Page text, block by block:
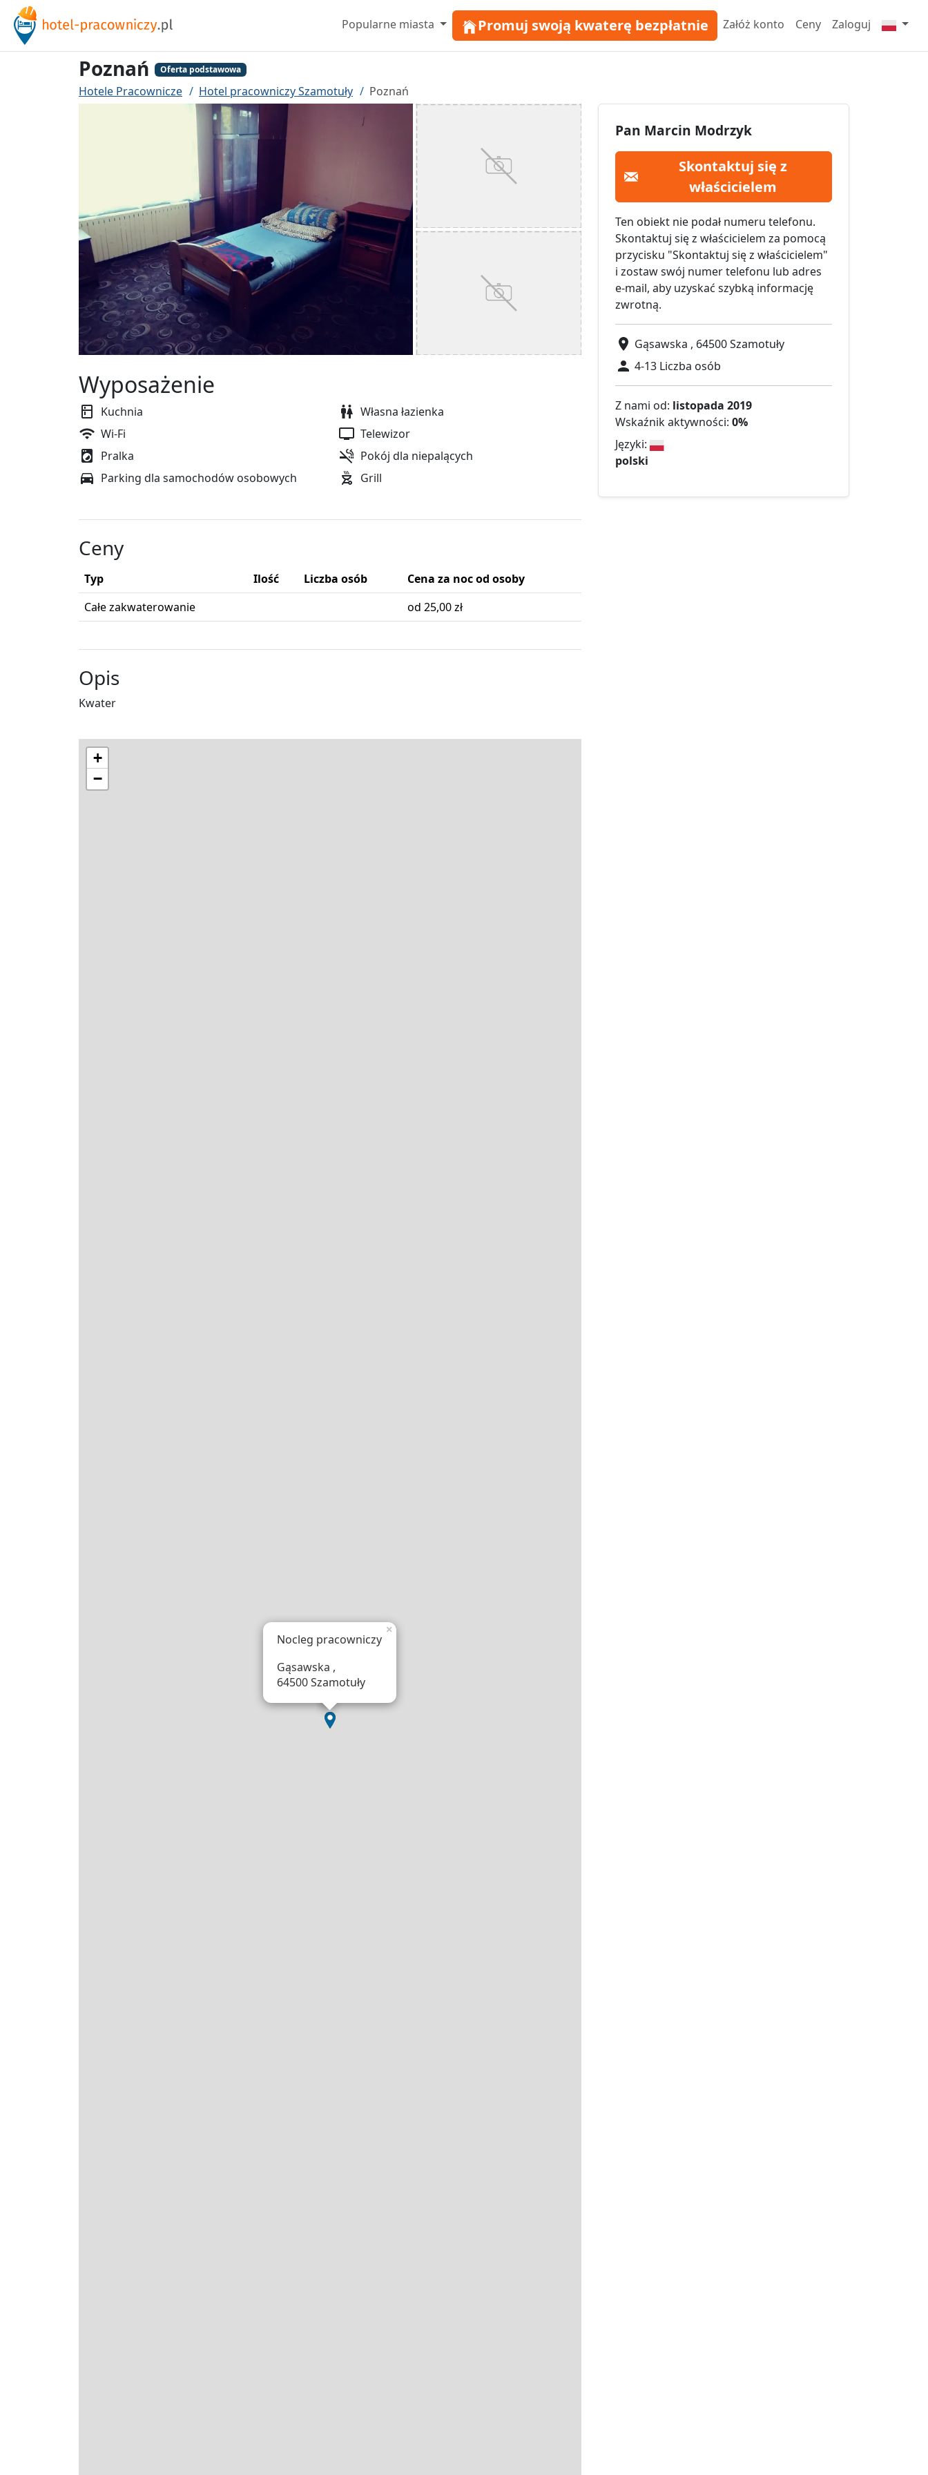
Popularne miasta Promuj swoją kwaterę bezpłatnie Załóż konto Ceny Zaloguj
Poznań Oferta podstawowa
Hotele Pracownicze Hotel pracowniczy Szamotuły Poznań
Pan Marcin Modrzyk
Skontaktuj się z
właścicielem
Ten obiekt nie podał numeru telefonu.
Skontaktuj się z właścicielem za pomocą
przycisku "Skontaktuj się z właścicielem"
i zostaw swój numer telefonu lub adres
e-mail, aby uzyskać szybką informację
zwrotną.
Gąsawska , 64500 Szamotuły
4-13 Liczba osób
Z nami od: listopada 2019
Wskaźnik aktywności: 0%
Języki:
polski
Wyposażenie
Kuchnia
Własna łazienka
Wi-Fi
Telewizor
Pralka
Pokój dla niepalących
Parking dla samochodów osobowych
Grill
Ceny
Typ Ilość Liczba osób
Cena za noc od osoby
Całe zakwaterowanie
od 25,00 zł
Opis
Kwater
Nocleg pracowniczy
Gąsawska ,
64500 Szamotuły
×
+
−